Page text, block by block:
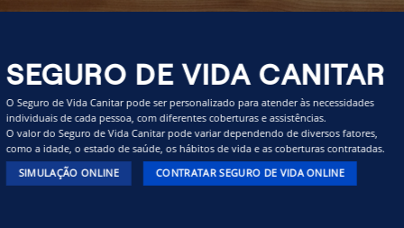
SEGURO DE VIDA CANITAR
O Seguro de Vida Canitar pode ser personalizado para atender às necessidades
individuais de cada pessoa, com diferentes coberturas e assistências.
O valor do Seguro de Vida Canitar pode variar dependendo de diversos fatores,
como a idade, o estado de saúde, os hábitos de vida e as coberturas contratadas.
SIMULAÇÃO ONLINE CONTRATAR SEGURO DE VIDA ONLINE